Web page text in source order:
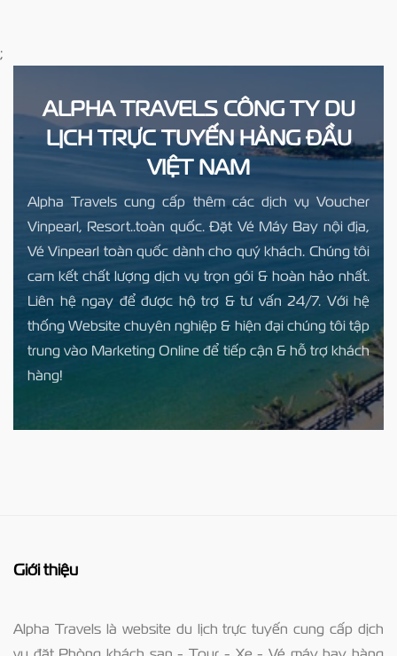
;
ALPHA TRAVELS CÔNG TY DU
LỊCH TRỰC TUYẾN HÀNG ĐẦU
VIỆT NAM
Alpha Travels cung cấp thêm các dịch vụ Voucher
Vinpearl, Resort..toàn quốc. Đặt Vé Máy Bay nội địa,
Vé Vinpearl toàn quốc dành cho quý khách. Chúng tôi
cam kết chất lượng dịch vụ trọn gói & hoàn hảo nhất.
Liên hệ ngay để được hộ trợ & tư vấn 24/7. Với hệ
thống Website chuyên nghiệp & hiện đại chúng tôi tập
trung vào Marketing Online để tiếp cận & hỗ trợ khách
hàng!
Giới thiệu
Alpha Travels là website du lịch trực tuyến cung cấp dịch